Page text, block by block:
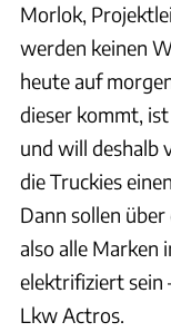
Morlok,
werden keinen
heute auf
dieser kommt,
und will deshalb
die Truckies
Dann sollen
also alle Marken
elektrifiziert sein
Lkw Actros.